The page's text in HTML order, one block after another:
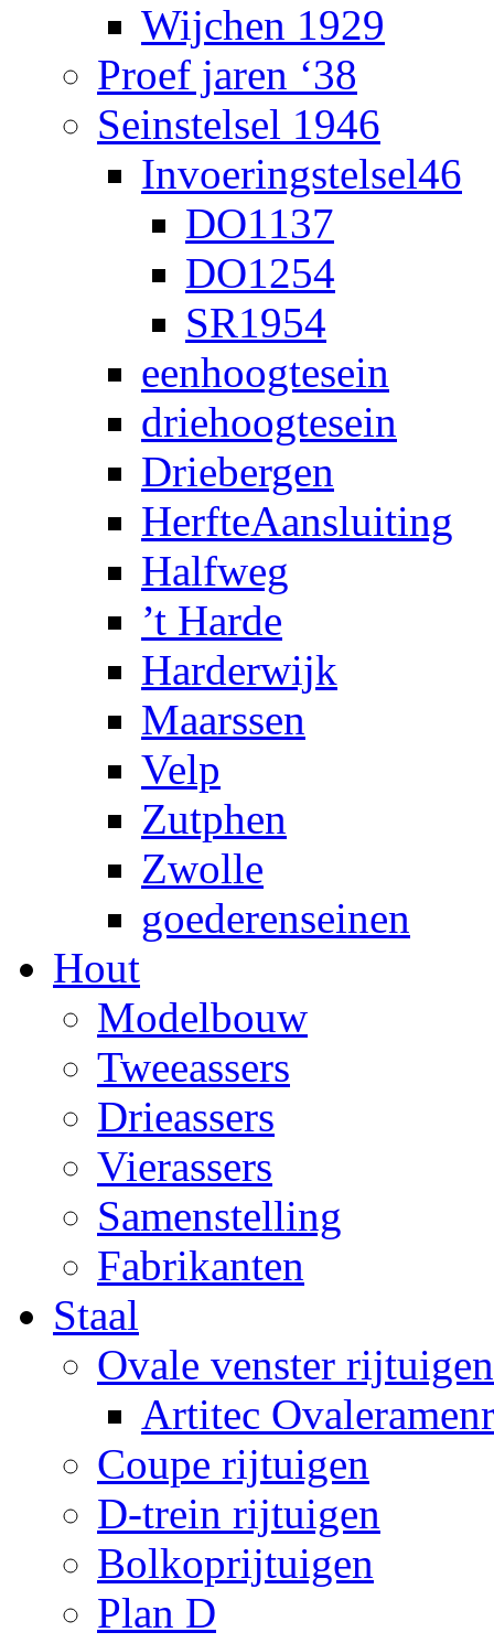
Wijchen 1929
Proef jaren ‘38
Seinstelsel 1946
Invoeringstelsel46
DO1137
DO1254
SR1954
eenhoogtesein
driehoogtesein
Driebergen
HerfteAansluiting
Halfweg
’t Harde
Harderwijk
Maarssen
Velp
Zutphen
Zwolle
goederenseinen
Hout
Modelbouw
Tweeassers
Drieassers
Vierassers
Samenstelling
Fabrikanten
Staal
Ovale venster rijtuigen
Artitec
Coupe rijtuigen
D-trein rijtuigen
Bolkoprijtuigen
Plan D